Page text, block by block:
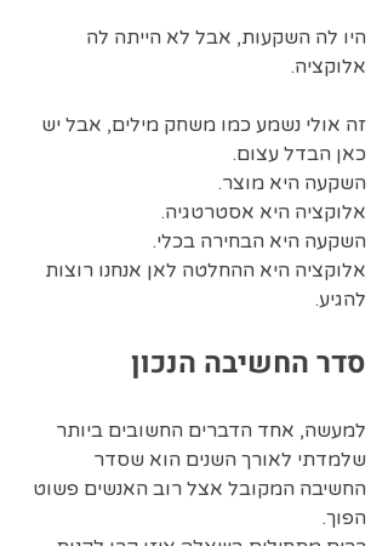
היו לה השקעות, אבל לא הייתה לה
אלוקציה.
זה אולי נשמע כמו משחק מילים, אבל יש
כאן הבדל עצום.
השקעה היא מוצר.
אלוקציה היא אסטרטגיה.
השקעה היא הבחירה בכלי.
אלוקציה היא ההחלטה לאן אנחנו רוצות
להגיע.
סדר החשיבה הנכון
למעשה, אחד הדברים החשובים ביותר
שלמדתי לאורך השנים הוא שסדר
החשיבה המקובל אצל רוב האנשים פשוט
הפוך.